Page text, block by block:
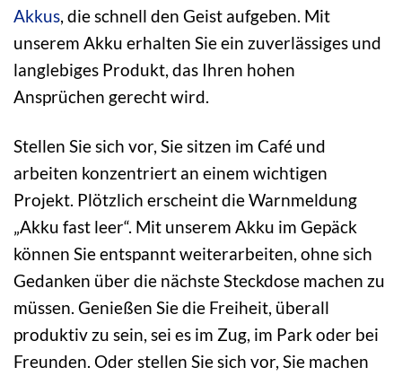
Akkus, die schnell den Geist aufgeben. Mit
unserem Akku erhalten Sie ein zuverlässiges und
langlebiges Produkt, das Ihren hohen
Ansprüchen gerecht wird.
Stellen Sie sich vor, Sie sitzen im Café und
arbeiten konzentriert an einem wichtigen
Projekt. Plötzlich erscheint die Warnmeldung
„Akku fast leer“. Mit unserem Akku im Gepäck
können Sie entspannt weiterarbeiten, ohne sich
Gedanken über die nächste Steckdose machen zu
müssen. Genießen Sie die Freiheit, überall
produktiv zu sein, sei es im Zug, im Park oder bei
Freunden. Oder stellen Sie sich vor, Sie machen